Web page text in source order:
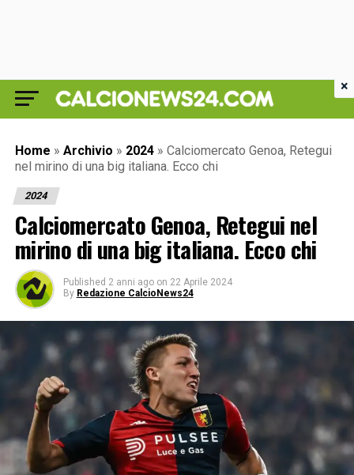
Home » Archivio » 2024 » Calciomercato Genoa, Retegui
nel mirino di una big italiana. Ecco chi
2024
Calciomercato Genoa, Retegui nel
mirino di una big italiana. Ecco chi
Published 2 anni ago on 22 Aprile 2024
By Redazione CalcioNews24
×